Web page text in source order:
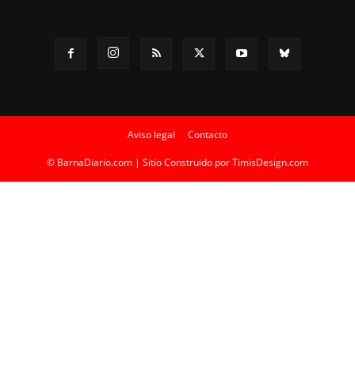
Aviso legal Contacto
© BarnaDiario.com | Sitio Construido porTimisDesign.com